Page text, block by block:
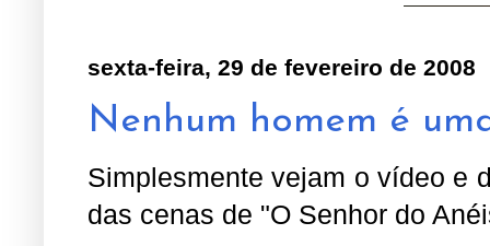
sexta-feira, 29 de fevereiro de 2008
Nenhum homem é
Simplesmente vejam o vídeo e
das cenas de "O Senhor do